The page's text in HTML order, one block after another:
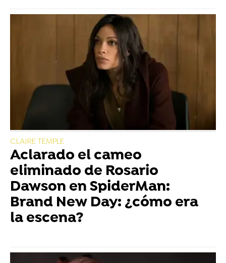
CLAIRE TEMPLE
Aclarado el cameo
eliminado de Rosario
Dawson en SpiderMan:
Brand New Day: ¿cómo era
la escena?